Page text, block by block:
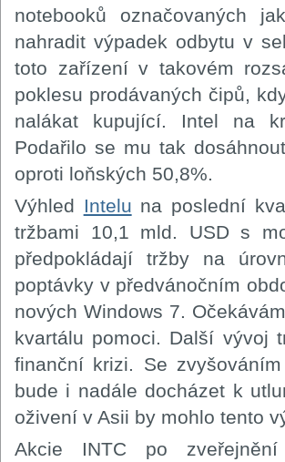
notebooků označovaných
nahradit výpadek odbytu v
toto zařízení v takovém
poklesu prodávaných čipů,
nalákat kupující. Intel na
Podařilo se mu tak
oproti loňských 50,8%.
Výhled Intelu na poslední
tržbami 10,1 mld. USD s
předpokládají tržby na
poptávky v předvánočním
nových Windows 7.
kvartálu pomoci. Další vývoj
finanční krizi. Se
bude i nadále docházet k
oživení v Asii by mohlo tento
Akcie INTC po